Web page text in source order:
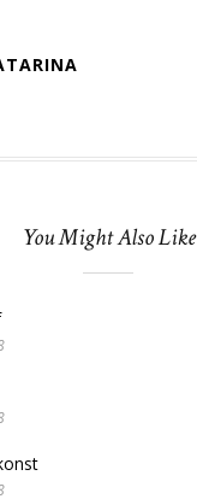
You Might Also Like